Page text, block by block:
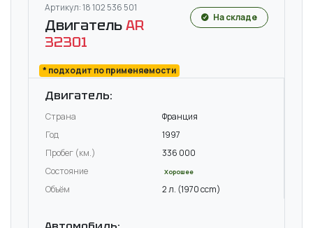
Артикул: 18 102 536 501
ДвигательAR
32301
* подходит по применяемости
На складе
Двигатель:
Страна
Франция
Год
1997
Пробег (км.)
336 000
Состояние
Хорошее
Объём 2 л. (1970 ccm)